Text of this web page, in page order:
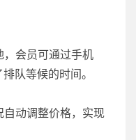
，会员可通过手机
队等候的时间。
动调整价格，实现